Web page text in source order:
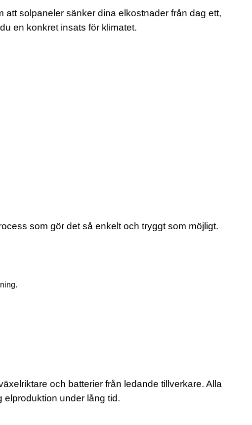
solpaneler sänker dina elkostnader från dag ett,
en konkret insats för klimatet.
som gör det så enkelt och tryggt som möjligt.
och batterier från ledande tillverkare. Alla
elproduktion under lång tid.